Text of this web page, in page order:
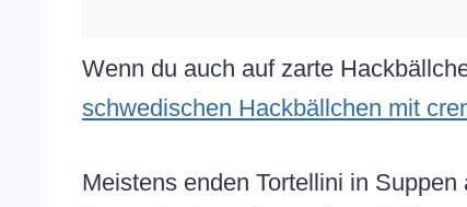
Wenn du auch auf zarte
schwedischen Hackbällchen mit
Meistens enden Tortellini in